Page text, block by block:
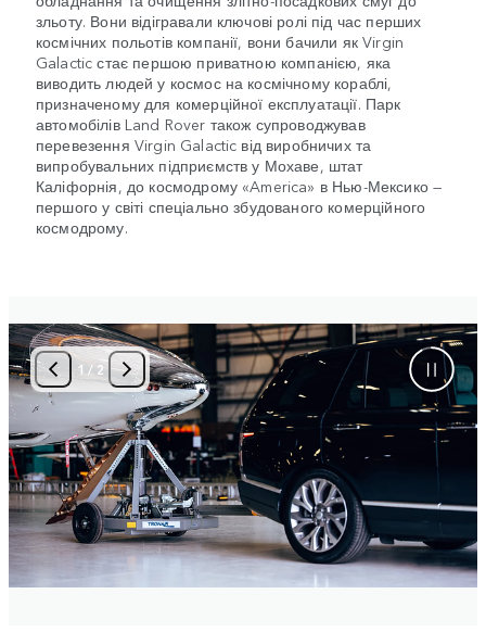
зльоту. Вони відігравали ключові ролі під час перших
космічних польотів компанії, вони бачили як Virgin
Galactic стає першою приватною компанією, яка
виводить людей у космос на космічному кораблі,
призначеному для комерційної експлуатації. Парк
автомобілів Land Rover також супроводжував
перевезення Virgin Galactic від виробничих та
випробувальних підприємств у Мохаве, штат
Каліфорнія, до космодрому «America» в Нью-Мексико —
першого у світі спеціально збудованого комерційного
космодрому.
2 / 2